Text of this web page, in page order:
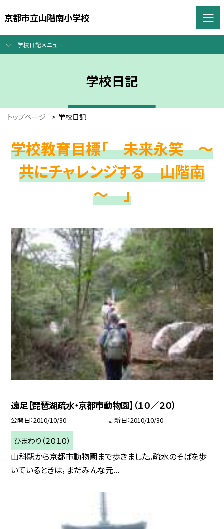
京都市立山階南小学校
学校日記メニュー
学校日記
トップページ > 学校日記
学校教育目標「 未来永笑 ～
共にチャレンジする 山階南
～ 」
遠足【琵琶湖疏水・京都市動物園】（１０／２０）
公開日 2010/10/30 更新日 2010/10/30
ひまわり（２０１０）
山科駅から京都市動物園まで歩きました。疏水のそばを歩
いているときは，まだみんな元...